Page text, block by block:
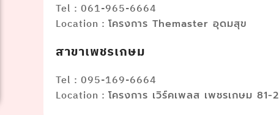
Tel : 061-965-6664
Location :โครงการ Themaster อุดมสุข
สาขาเพชรเกษม
Tel : 095-169-6664
Location :โครงการ เวิร์คเพลส เพชรเกษม 81-2